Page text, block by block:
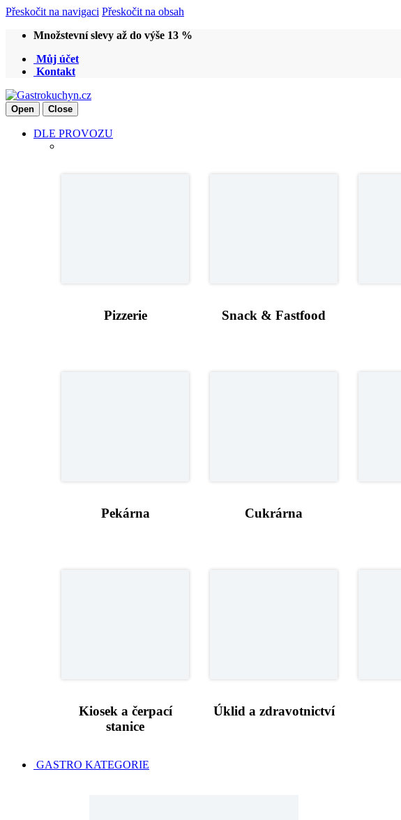
Přeskočit na navigaci Přeskočit na obsah
Množstevní slevy až do výše 13 %
Můj účet
Kontakt
Open Close
DLE PROVOZU
Pizzerie Snack & Fastfood
Pekárna Cukrárna
Kiosek a čerpací
stanice
Úklid a zdravotnictví
GASTRO KATEGORIE